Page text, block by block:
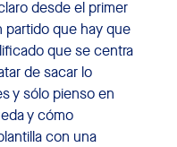
desde el primer
partido que hay que
que se centra
de sacar lo
y sólo pienso en
y cómo
con una